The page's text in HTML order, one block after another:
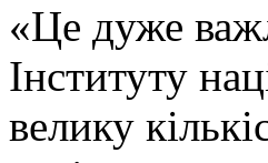
«Це дуже
Інституту
велику